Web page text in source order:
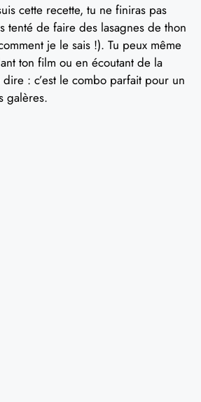
cette recette, tu ne finiras pas
tenté de faire des lasagnes de thon
je le sais !). Tu peux même
ton film ou en écoutant de la
dire : c’est le combo parfait pour un
galères.